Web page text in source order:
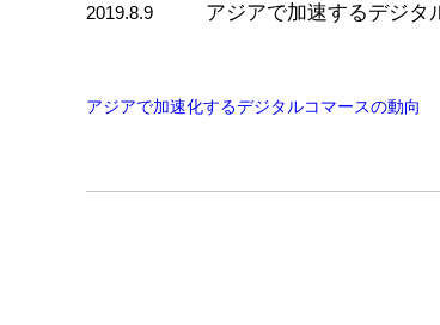
2019.8.9 アジアで加速するデジタ
アジアで加速化するデジタルコマースの動向